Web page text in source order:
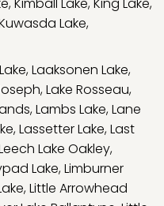
Lake,
,Laaksonen Lake,
,Lake Rosseau,
,Lambs Lake,Lane
,Lassetter Lake,Last
Lake Oakley,
Lake,Limburner
,Little Arrowhead